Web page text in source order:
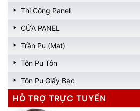
Thi Công Panel
CỬA PANEL
Trần Pu (Mat)
Tôn Pu Tôn
Tôn Pu Giấy Bạc
HỖ TRỢ TRỰC TUYẾN